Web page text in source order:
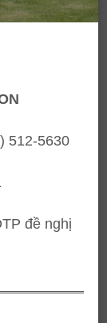
512-5630
đề nghị